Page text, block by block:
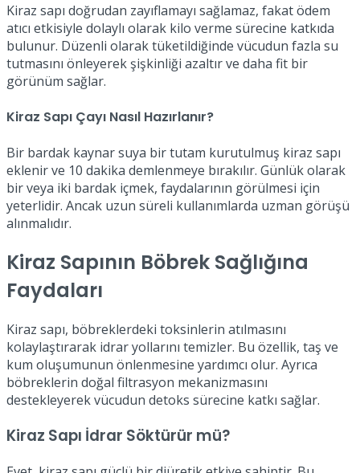
Kiraz sapı doğrudan zayıflamayı sağlamaz, fakat ödem
atıcı etkisiyle dolaylı olarak kilo verme sürecine katkıda
bulunur. Düzenli olarak tüketildiğinde vücudun fazla su
tutmasını önleyerek şişkinliği azaltır ve daha fit bir
görünüm sağlar.
Kiraz Sapı Çayı Nasıl Hazırlanır?
Bir bardak kaynar suya bir tutam kurutulmuş kiraz sapı
eklenir ve 10 dakika demlenmeye bırakılır. Günlük olarak
bir veya iki bardak içmek, faydalarının görülmesi için
yeterlidir. Ancak uzun süreli kullanımlarda uzman görüşü
alınmalıdır.
Kiraz Sapının Böbrek Sağlığına
Faydaları
Kiraz sapı, böbreklerdeki toksinlerin atılmasını
kolaylaştırarak idrar yollarını temizler. Bu özellik, taş ve
kum oluşumunun önlenmesine yardımcı olur. Ayrıca
böbreklerin doğal filtrasyon mekanizmasını
destekleyerek vücudun detoks sürecine katkı sağlar.
Kiraz Sapı İdrar Söktürür mü?